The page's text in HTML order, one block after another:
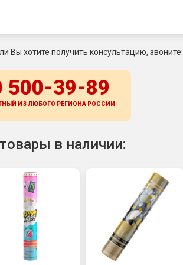
Вы хотите получить консультацию, звоните:
500-39-89
ИЗ ЛЮБОГО РЕГИОНА РОССИИ
в наличии: